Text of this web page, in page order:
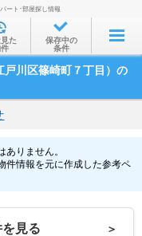
ら
ら
ら
ート･部屋探し情報
た
保存中の
条件
川区篠崎町７丁目）の
ありません。
件情報を元に作成した参考ペ
見る ＞